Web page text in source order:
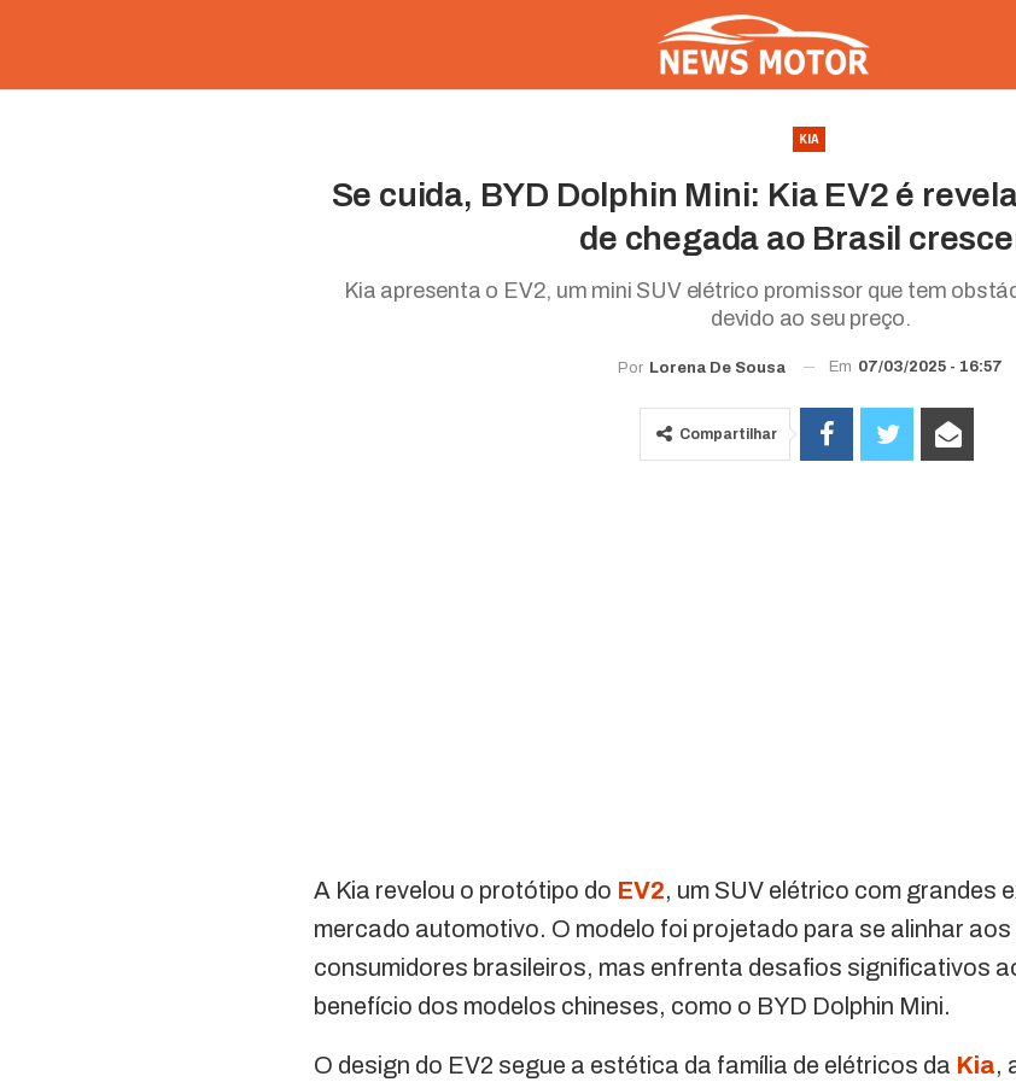
KIA
Se cuida, BYD Dolphin Mini: Kia EV2 é
de chegada ao Brasil
Kia apresenta o EV2, um mini SUV elétrico promissor que tem
devido ao seu preço.
Por Lorena De Sousa Em 07/03/2025 - 16:57
Compartilhar
A Kia revelou o protótipo do EV2, um SUV elétrico com grandes
mercado automotivo. O modelo foi projetado para se alinhar
consumidores brasileiros, mas enfrenta desafios significativos
benefício dos modelos chineses, como o BYD Dolphin Mini.
O design do EV2 segue a estética da família de elétricos da Kia,